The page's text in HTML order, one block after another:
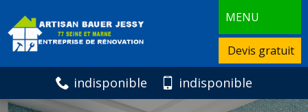
MENU
Devis gratuit
indisponible indisponible